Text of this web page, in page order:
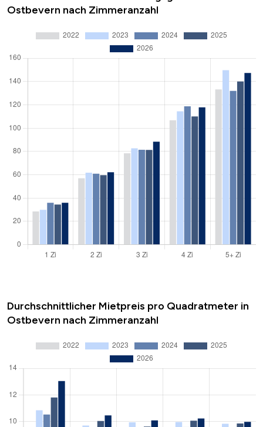
Ostbevern nach Zimmeranzahl
Durchschnittlicher Mietpreis pro Quadratmeter in
Ostbevern nach Zimmeranzahl